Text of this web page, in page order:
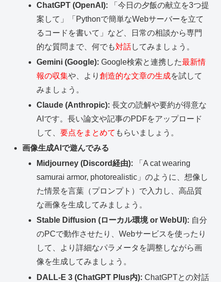
ChatGPT (OpenAI): 「今日の夕飯の献立を3つ提
案して」「Pythonで簡単なWebサーバーを立て
るコードを書いて」など、日常の相談から専門
的な質問まで、何でも対話してみましょう。
Gemini (Google): Google検索と連携した最新情
報の収集や、より創造的な文章の生成を試して
みましょう。
Claude (Anthropic): 長文の読解や要約が得意な
AIです。長い論文や記事のPDFをアップロード
して、要点をまとめて もらいましょう。
画像生成AIで遊んでみる
Midjourney (Discord経由): 「A cat wearing
samurai armor, photorealistic」のように、想像し
た情景を言葉（プロンプト）で入力し、高品質
な画像を生成してみましょう。
Stable Diffusion (ローカル環境 or WebUI): 自分
のPCで動作させたり、Webサービスを使ったり
して、より詳細なパラメータを調整しながら画
像を生成してみましょう。
DALL-E 3 (ChatGPT Plus内): ChatGPTとの対話